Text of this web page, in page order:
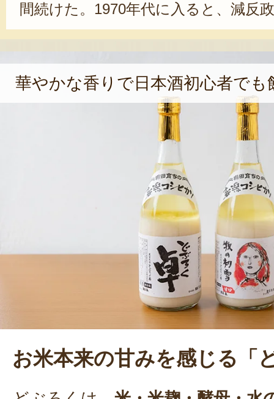
間続けた。1970年代に入ると、減反
者の農業離れも加速。そのような背
落の棚田を守りたい」という思いが
圃場を積極的に引き受けている。牧
なった2003年からは、酒屋時代に培
かし、どぶろく造りも開始。全国大
がらも、今なお美味しいどぶろくを
究している。「どぶろくは年配者が
けど、健康にも良いし、若者にもも
華やかな香りで日本酒初心者でも
お米本来の甘みを感じる「